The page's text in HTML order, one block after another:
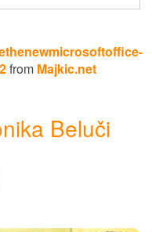
from Majkic.net
Beluči